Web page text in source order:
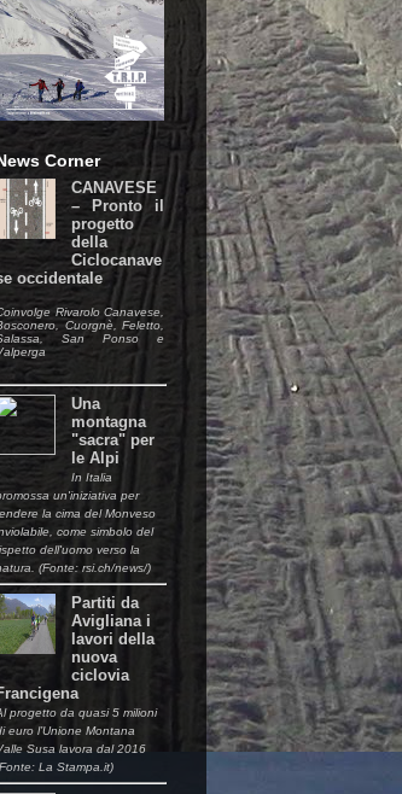
Corner
CANAVESE
– Pronto il
progetto
della
Ciclocanave
occidentale
Rivarolo Canavese,
Cuorgnè, Feletto,
San Ponso e
Una
montagna
"sacra" per
le Alpi
In Italia
un'iniziativa per
la cima del Monveso
come simbolo del
dell'uomo verso la
(Fonte: rsi.ch/news/)
Partiti da
Avigliana i
lavori della
nuova
ciclovia
progetto da quasi 5 milioni
euro l’Unione Montana
Susa lavora dal 2016
La Stampa.it)